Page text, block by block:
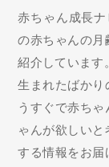
赤ちゃん成長
の赤ちゃんの月
紹介しています。
生まれたばかり
うすぐで赤ち
ゃんが欲しい
する情報をお届